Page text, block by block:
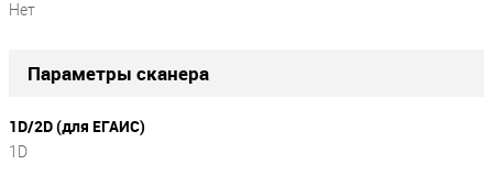
Нет
Параметры сканера
1D/2D (для ЕГАИС)
1D